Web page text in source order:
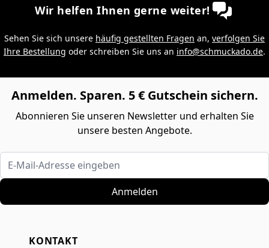
Wir helfen Ihnen gerne weiter!
Sehen Sie sich unsere häufig gestellten Fragen an, verfolgen Sie
Ihre Bestellung oder schreiben Sie uns an info@schmuckado.de.
Anmelden. Sparen. 5 € Gutschein sichern.
Abonnieren Sie unseren Newsletter und erhalten Sie
unsere besten Angebote.
E-Mail-Adresse eingeben
Anmelden
KONTAKT